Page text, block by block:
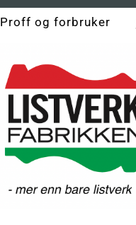
Proff og forbruker